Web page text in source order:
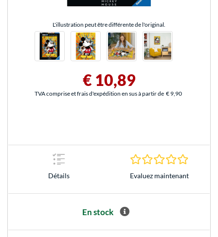
L'illustration peut être différente de l'original.
€ 10,89
TVA comprise et frais d'expédition en sus à partir de € 9,90
Détails Evaluez maintenant
En stock